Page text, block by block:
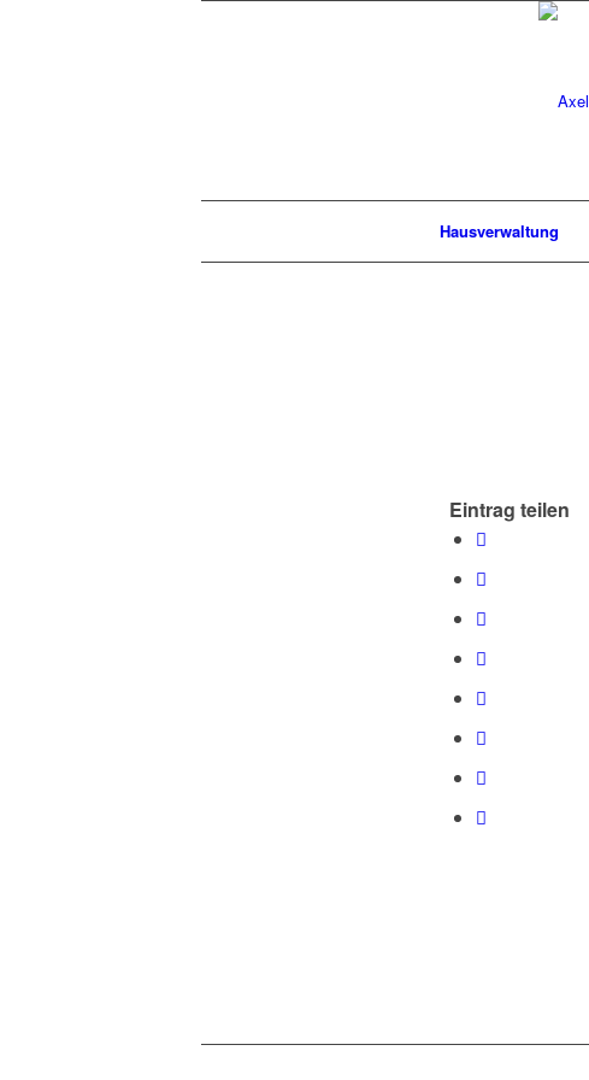
Hausverwaltung
Eintrag teilen